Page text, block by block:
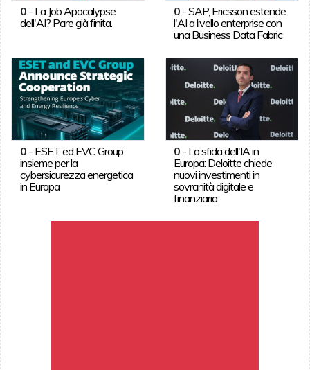
0- La Job Apocalypse
dell'AI? Pare già finita.
0 -SAP, Ericsson estende
l'AI a livello enterprise con
una Business Data Fabric
0- ESET ed EVC Group
insieme per la
cybersicurezza energetica
in Europa
0 - La sfida dell'IA in
Europa: Deloitte chiede
nuovi investimenti in
sovranità digitale e
finanziaria